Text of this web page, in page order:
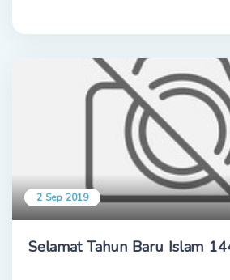
2 Sep 2019
Selamat Tahun Baru Islam